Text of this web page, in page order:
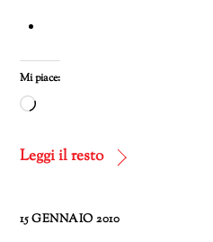
Mi piace:
Caricamento
corso…
Leggi il resto
15 GENNAIO 2010